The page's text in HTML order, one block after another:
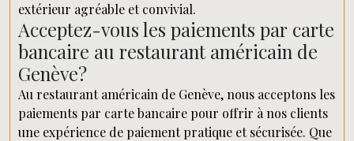
extérieur agréable et convivial.
Acceptez-vous les paiements par carte
bancaire au restaurant américain de
Genève?
Au restaurant américain de Genève, nous acceptons les
paiements par carte bancaire pour offrir à nos clients
une expérience de paiement pratique et sécurisée. Que